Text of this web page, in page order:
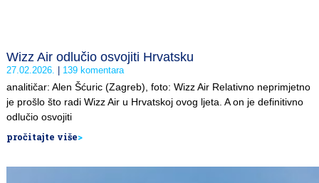
Wizz Air odlučio osvojiti Hrvatsku
27.02.2026. 139 komentara
analitičar: Alen Šćuric (Zagreb), foto: Wizz Air Relativno neprimjetno
je prošlo što radi Wizz Air u Hrvatskoj ovog ljeta. A on je definitivno
odlučio osvojiti
pročitajte više>